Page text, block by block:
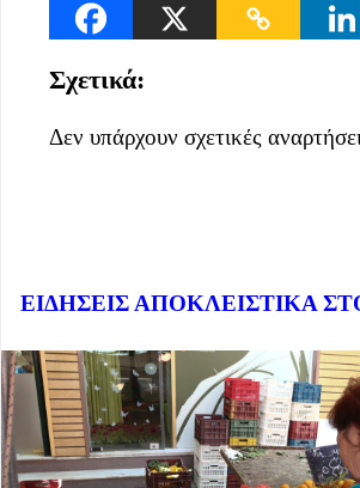
Σχετικά:
Δεν υπάρχουν σχετικές
ΕΙΔΗΣΕΙΣ ΑΠΟΚΛΕΙΣΤΙΚΑ